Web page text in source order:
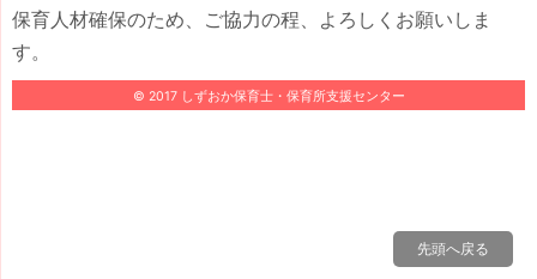
保育人材確保のため、ご協力の程、よろしくお願いしま
す。
先頭へ戻る
© 2017 しずおか保育士・保育所支援センター